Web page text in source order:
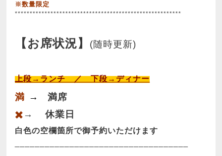
※数量限定
********************************************************
【お席状況】 (随時更新)
上段→ランチ ／ 下段→ディナー
満 →満席
✖️→ 休業日
白色の空欄箇所で御予約いただけます